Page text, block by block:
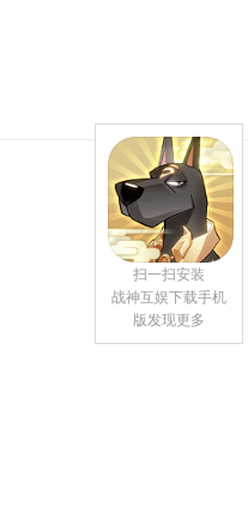
扫一扫安装
战神互娱下载手机
版发现更多